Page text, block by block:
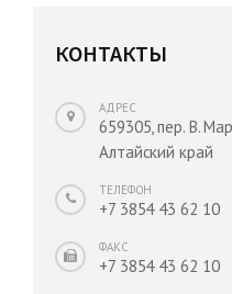
КОНТАКТЫ
АДРЕС
659305, пер. В.
Алтайский край
ТЕЛЕФОН
+7 3854 43 62 10
ФАКС
+7 3854 43 62 10